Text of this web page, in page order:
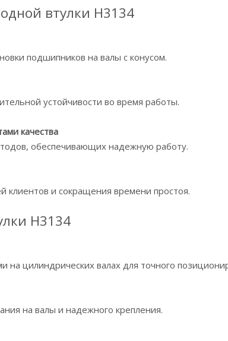
втулки H3134
подшипников на валы с конусом.
устойчивости во время работы.
качества
обеспечивающих надежную работу.
клиентов и сокращения времени простоя.
H3134
на цилиндрических валах для точного
на валы и надежного крепления.